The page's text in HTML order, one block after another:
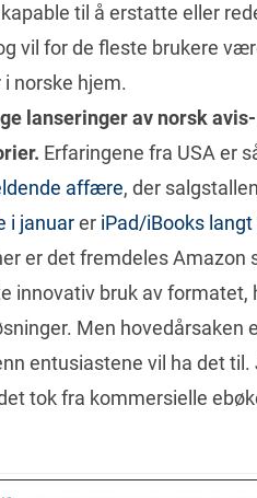
til å erstatte eller
vil for de fleste brukere
norske hjem.
lanseringer av norsk
Erfaringene fra USA er
affære, der
i januarer iPad/iBooks
er det fremdeles Amazon
innovativ bruk av formatet,
Men hovedårsaken
entusiastene vil ha det
tok fra kommersielle